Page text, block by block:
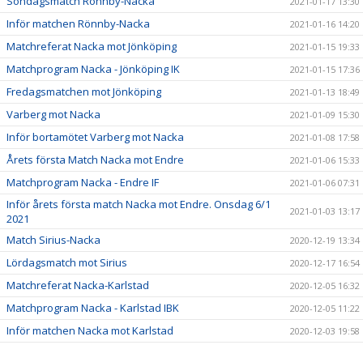
Inför matchen Rönnby-Nacka 2021-01-16 14:20
Matchreferat Nacka mot Jönköping 2021-01-15 19:33
Matchprogram Nacka - Jönköping IK 2021-01-15 17:36
Fredagsmatchen mot Jönköping 2021-01-13 18:49
Varberg mot Nacka 2021-01-09 15:30
Inför bortamötet Varberg mot Nacka 2021-01-08 17:58
Årets första Match Nacka mot Endre 2021-01-06 15:33
Matchprogram Nacka - Endre IF 2021-01-06 07:31
Inför årets första match Nacka mot Endre. Onsdag 6/1
2021
2021-01-03 13:17
Match Sirius-Nacka 2020-12-19 13:34
Lördagsmatch mot Sirius 2020-12-17 16:54
Matchreferat Nacka-Karlstad 2020-12-05 16:32
Matchprogram Nacka - Karlstad IBK 2020-12-05 11:22
Inför matchen Nacka mot Karlstad 2020-12-03 19:58